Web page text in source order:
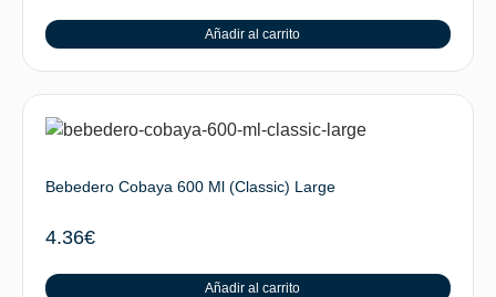
Añadir al carrito
Bebedero Cobaya 600 Ml (Classic) Large
4.36€
Añadir al carrito